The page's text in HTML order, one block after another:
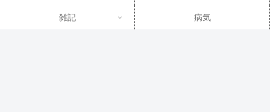
雑記 病気